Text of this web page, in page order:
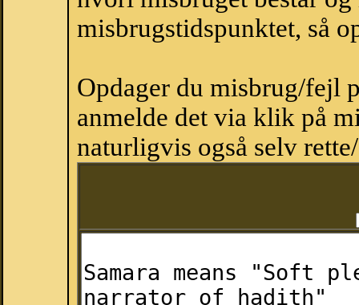
misbrugstidspunktet, så
Opdager du misbrug/fejl
anmelde det via klik på
naturligvis også selv